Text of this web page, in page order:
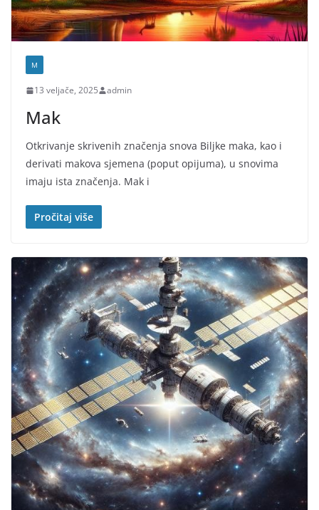
M
13 veljače, 2025 admin
Mak
Otkrivanje skrivenih značenja snova Biljke maka, kao i
derivati makova sjemena (poput opijuma), u snovima
imaju ista značenja. Mak i
Pročitaj više